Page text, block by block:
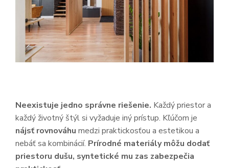
Neexistuje jedno správne riešenie. Každý priestor a
každý životný štýl si vyžaduje iný prístup. Kľúčom je
nájsť rovnováhu medzi praktickosťou a estetikou a
nebáť sa kombinácií. Prírodné materiály môžu dodať
priestoru dušu, syntetické mu zas zabezpečia